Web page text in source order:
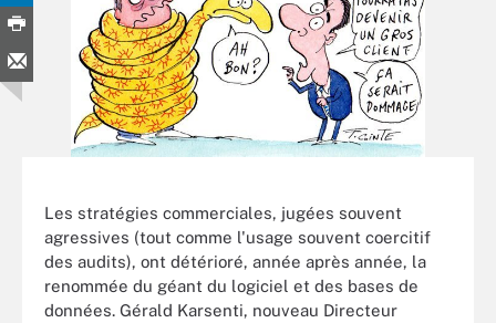
Les stratégies commerciales, jugées souvent
agressives (tout comme l'usage souvent coercitif
des audits), ont détérioré, année après année, la
renommée du géant du logiciel et des bases de
données. Gérald Karsenti, nouveau Directeur